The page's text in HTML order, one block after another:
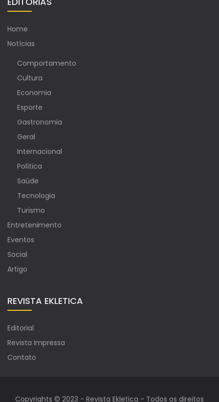
Home
Notícias
Comportamento
Cultura
Economia
Esporte
Gastronomia
Geral
Internacional
Política
Saúde
Tecnologia
Turismo
Entretenimento
Eventos
Social
Artigo
REVISTA EKLETICA
Editorial
Revista Impressa
Contato
Copyrights © 2023 - Revista Ekletica - Todos os direitos